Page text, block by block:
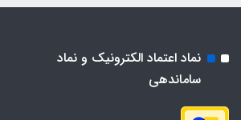
نماد اعتماد الکترونیک و نماد
ساماندهی